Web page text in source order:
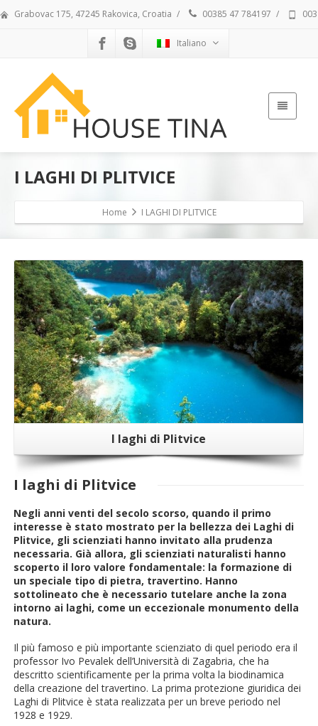
Grabovac 175, 47245 Rakovica, Croatia / 00385 47 784197 /
Italiano
I LAGHI DI PLITVICE
Home I LAGHI DI PLITVICE
I laghi di Plitvice
I laghi di Plitvice
Negli anni venti del secolo scorso, quando il primo
interesse è stato mostrato per la bellezza dei Laghi di
Plitvice, gli scienziati hanno invitato alla prudenza
necessaria. Già allora, gli scienziati naturalisti hanno
scoperto il loro valore fondamentale: la formazione di
un speciale tipo di pietra, travertino. Hanno
sottolineato che è necessario tutelare anche la zona
intorno ai laghi, come un eccezionale monumento della
natura.
Il più famoso e più importante scienziato di quel periodo era il
professor Ivo Pevalek dell’Università di Zagabria, che ha
descritto scientificamente per la prima volta la biodinamica
della creazione del travertino. La prima protezione giuridica dei
Laghi di Plitvice è stata realizzata per un breve periodo nel
1928 e 1929.